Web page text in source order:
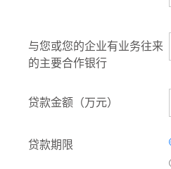
与您或您的企业有业务往来
的主要合作银行
贷款金额（万元）
贷款期限